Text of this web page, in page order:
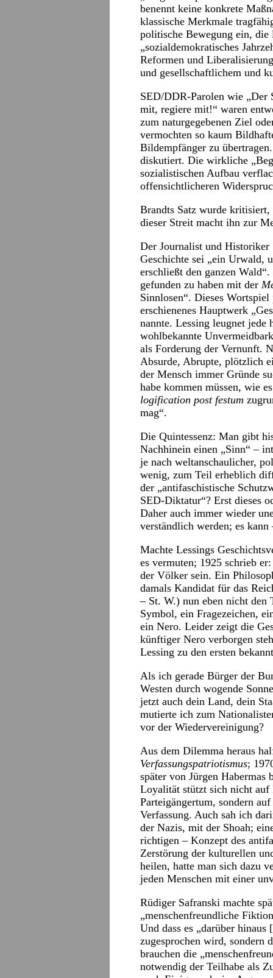
benennt keine konkrete
klassische Merkmale
politische Bewegung ein,
„sozialdemokratisches
Reformen und
und gesellschaftlichem und
SED/DDR-Parolen wie „Der
mit, regiere mit!“ waren
zum naturgegebenen Ziel
vermochten so kaum
Bildempfänger zu
diskutiert. Die wirkliche
sozialistischen Aufbau
offensichtlicheren
Brandts Satz wurde kritisiert,
dieser Streit macht ihn zur
Der Journalist und
Geschichte sei „ein Urwald,
erschließt den ganzen
gefunden zu haben mit der
Sinnlosen“. Dieses
erschienenes Hauptwerk
nannte. Lessing leugnet jede
wohlbekannte
als Forderung der Vernunft.
Absurde, Abrupte, plötzlich
der Mensch immer Gründe
habe kommen müssen, wie
logification post festum
mag“.
Die Quintessenz: Man gibt
Nachhinein einen „Sinn“ –
je nach weltanschaulicher,
wenig, zum Teil erheblich
der „antifaschistische
SED-Diktatur“? Erst dieses
Daher auch immer wieder
verständlich werden; es
Machte Lessings
es vermuten; 1925 schrieb
der Völker sein. Ein
damals Kandidat für das
– St. W.) nun eben nicht den
Symbol, ein Fragezeichen,
ein Nero. Leider zeigt die
künftiger Nero verborgen
Lessing zu den ersten
Als ich gerade Bürger der
Westen durch wogende
jetzt auch dein Land, dein
mutierte ich zum
vor der Wiedervereinigung?
Aus dem Dilemma heraus
Verfassungspatriotismus;
später von Jürgen Habermas
Loyalität stützt sich nicht auf
Parteigängertum, sondern
Verfassung. Auch sah ich
der Nazis, mit der Shoah;
richtigen – Konzept des
Zerstörung der kulturellen
heilen, hatte man sich dazu
jeden Menschen mit einer
Rüdiger Safranski machte
„menschenfreundliche
Und dass es „darüber
zugesprochen wird, sondern
brauchen die
notwendig der Teilhabe als